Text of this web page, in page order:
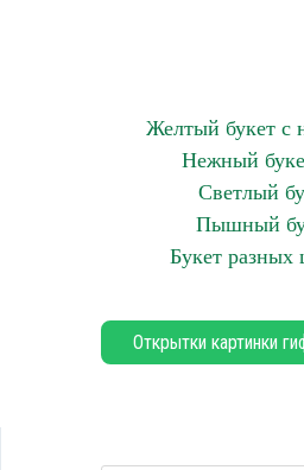
Желтый букет с
Нежный
Светлый
Пышный
Букет разных
Открытки картинки